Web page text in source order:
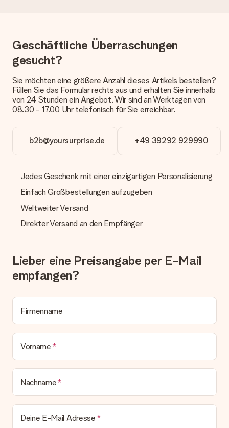
Derzeit können wir (noch) keine verschiedenen Lieferoptionen
anbieten. Das Geschenk, das bestellt wird, wird als Paket oder
Päckchen versendet. Möchtest du wissen, ob es als Paket
Kundenservice.
Zahlung
Wir bieten die folgenden Zahlungsoptionen an: Vorauskasse
mit normaler Überweisung, Sofortüberweisung, Paypal,
Kreditkarte oder auf Rechnung über Klarna. Bei einer
manuellen Überweisung verlängert sich die Lieferzeit des
Geschenk empfangen
Was, wenn das Geschenk meine Erwartungen nicht
erfüllt?
Sollte das Geschenk wider Erwarten deine Erwartungen nicht
Wird die Rechnung mit der Bestellung mitverschickt?
Alle Lieferungen erfolgen ohne Rechnung und/oder
zeitgleich mit der Bestätigungsmail und kannst sie jederzeit in
deinem MySurprise Account einsehen. Du kannst das
Geschäftliche Überraschungen
gesucht?
Sie möchten eine größere Anzahl dieses Artikels bestellen?
Füllen Sie das Formular rechts aus und erhalten Sie innerhalb
von 24 Stunden ein Angebot. Wir sind an Werktagen von
08.30 - 17.00 Uhr telefonisch für Sie erreichbar.
b2b@yoursurprise.de +49 39292 929990
Jedes Geschenk mit einer einzigartigen Personalisierung
Einfach Großbestellungen aufzugeben
Weltweiter Versand
Direkter Versand an den Empfänger
Lieber eine Preisangabe per E-Mail
empfangen?
Firmenname
Vorname
Nachname
Deine E-Mail Adresse